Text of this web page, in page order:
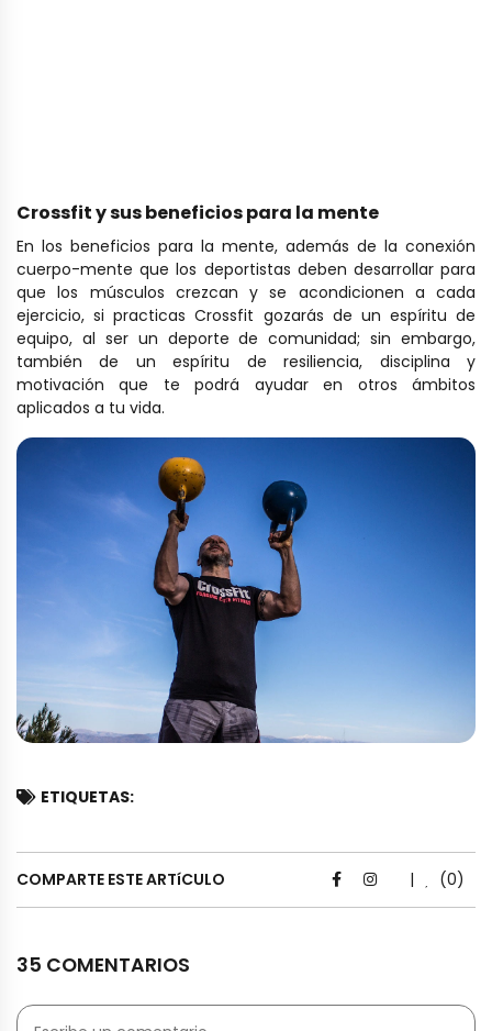
Crossfit y sus beneficios para la mente
En los beneficios para la mente, además de la conexión
cuerpo-mente que los deportistas deben desarrollar para
que los músculos crezcan y se acondicionen a cada
ejercicio, si practicas Crossfit gozarás de un espíritu de
equipo, al ser un deporte de comunidad; sin embargo,
también de un espíritu de resiliencia, disciplina y
motivación que te podrá ayudar en otros ámbitos
aplicados a tu vida.
ETIQUETAS:
COMPARTE ESTE ARTíCULO | (0)
35 COMENTARIOS